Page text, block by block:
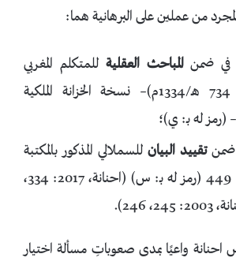
من عملين على البرهانية هما:
في ضمنالمباحث العقلية للمتكلم المغربي
اليفرني (ت. 734 هـ/1334م)– نسخة الخزانة الملكية
ضمنتقييد البيان للسملالي المذكور بالمكتبة
العامة تطوان: 449 (رمز له بـ: س) (احنانة، 2017: 334،
246).
احنانة واعيًا بمدى صعوباتِ مسألة اختيار